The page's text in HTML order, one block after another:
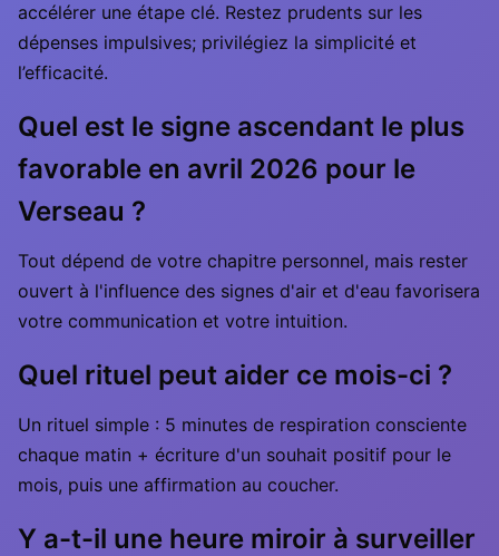
accélérer une étape clé. Restez prudents sur les
dépenses impulsives; privilégiez la simplicité et
l’efficacité.
Quel est le signe ascendant le plus
favorable en avril 2026 pour le
Verseau ?
Tout dépend de votre chapitre personnel, mais rester
ouvert à l'influence des signes d'air et d'eau favorisera
votre communication et votre intuition.
Quel rituel peut aider ce mois-ci ?
Un rituel simple : 5 minutes de respiration consciente
chaque matin + écriture d'un souhait positif pour le
mois, puis une affirmation au coucher.
Y a-t-il une heure miroir à surveiller